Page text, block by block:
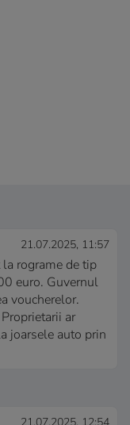
21.07.2025, 11:57
rograme de tip
euro. Guvernul
voucherelor.
ar
joarsele auto prin